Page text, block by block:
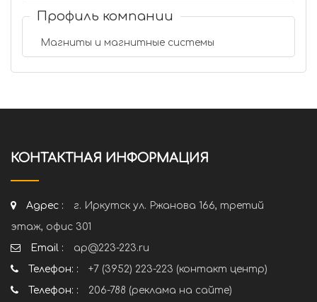
Профиль компании
Магниты и магнитные системы
КОНТАКТНАЯ ИНФОРМАЦИЯ
Адрес :
г. Иркутск ул. Ржанова 166, третий
этаж, офис 301
Email :
ap@223-223.ru
Телефон: :
+7 (3952) 223-223 (контакт центр)
Телефон: :
206-788 (реклама на сайте)